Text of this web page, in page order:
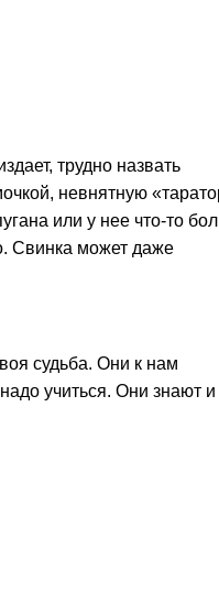
труд­но назвать
невнятную
или у нее что-то
Свинка может даже
судьба. Они к нам
учиться. Они знают и